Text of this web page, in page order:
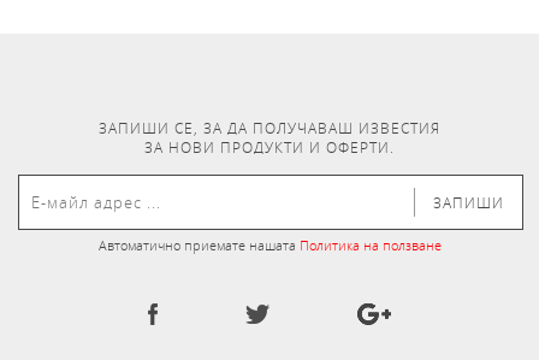
ЗАПИШИ СЕ, ЗА ДА ПОЛУЧАВАШ ИЗВЕСТИЯ
ЗА НОВИ ПРОДУКТИ И ОФЕРТИ.
ЗАПИШИ
Автоматично приемате нашата Политика на ползване